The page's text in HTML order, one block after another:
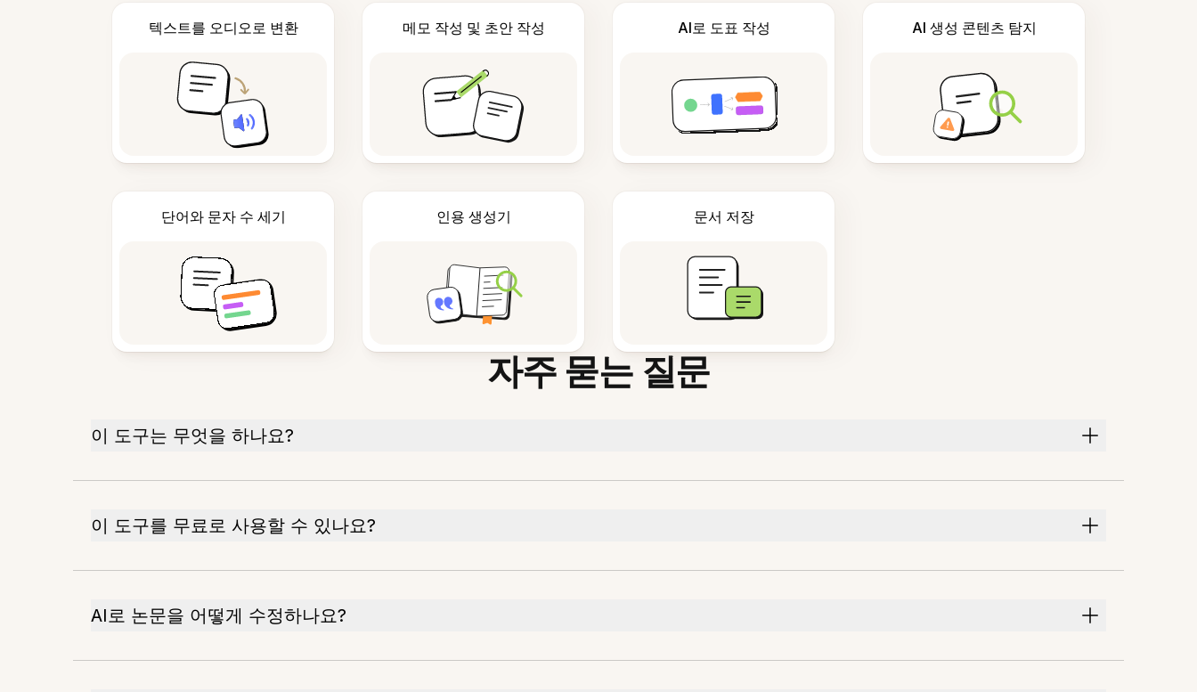
텍스트를 오디오로 변환 메모 작성 및 초안 작성 AI로 도표 작성 AI 생성 콘텐츠 탐지
단어와 문자 수 세기 인용 생성기 문서 저장
자주 묻는 질문
이 도구는 무엇을 하나요?
이 도구를 무료로 사용할 수 있나요?
AI로 논문을 어떻게 수정하나요?